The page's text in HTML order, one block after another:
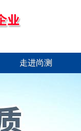
走进尚测